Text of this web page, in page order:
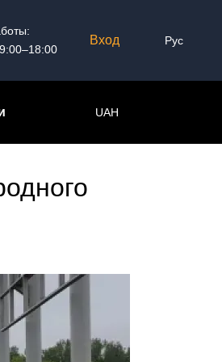
9:00–18:00
Вход Рус
UAH